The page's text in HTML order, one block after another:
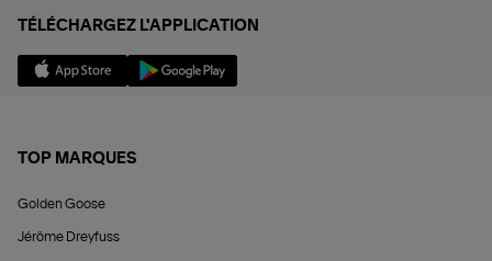
TÉLÉCHARGEZ L'APPLICATION
TOP MARQUES
Golden Goose
Jérôme Dreyfuss